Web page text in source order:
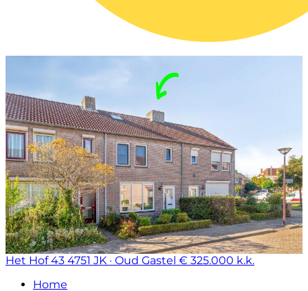
Het Hof 43 4751 JK · Oud Gastel € 325.000 k.k.
Home